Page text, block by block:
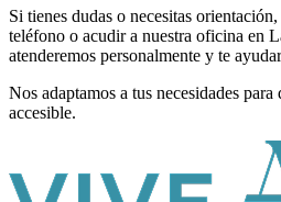
Si tienes dudas o necesitas
teléfono o acudir a nuestra oficina en
atenderemos personalmente y te
Nos adaptamos a tus necesidades
accesible.